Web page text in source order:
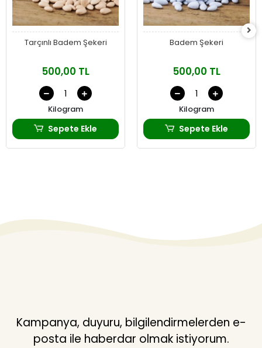
Tarçınlı Badem Şekeri
500,00 TL
Kilogram
Sepete Ekle
Badem Şekeri
500,00 TL
Kilogram
Sepete Ekle
Kampanya, duyuru, bilgilendirmelerden e-
posta ile haberdar olmak istiyorum.